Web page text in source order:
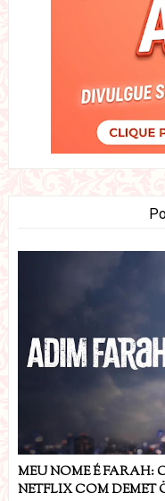
MEU NOME É FARAH:
NETFLIX COM DEMET